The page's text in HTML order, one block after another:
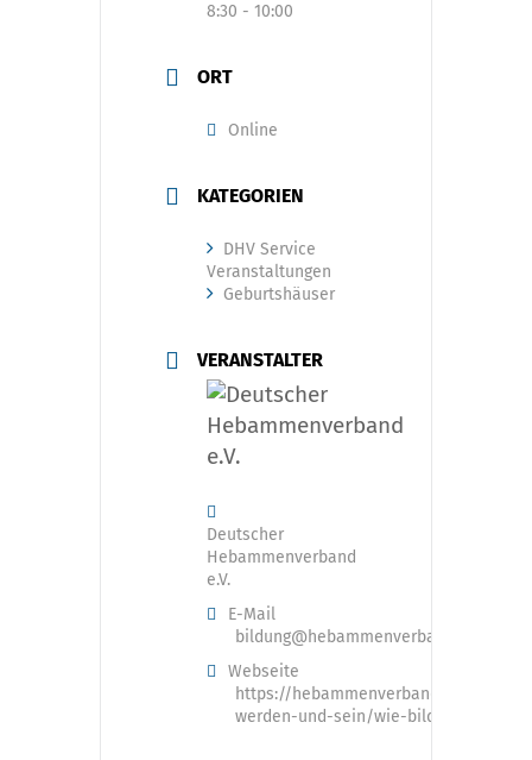
8:30 - 10:00
ORT
Online
KATEGORIEN
DHV Service
Veranstaltungen
Geburtshäuser
VERANSTALTER
Deutscher
Hebammenverband
e.V.
E-Mail
bildung@hebammenverband.de
Webseite
https://hebammenverband.de/
werden-und-sein/wie-bilde-ich-mich-